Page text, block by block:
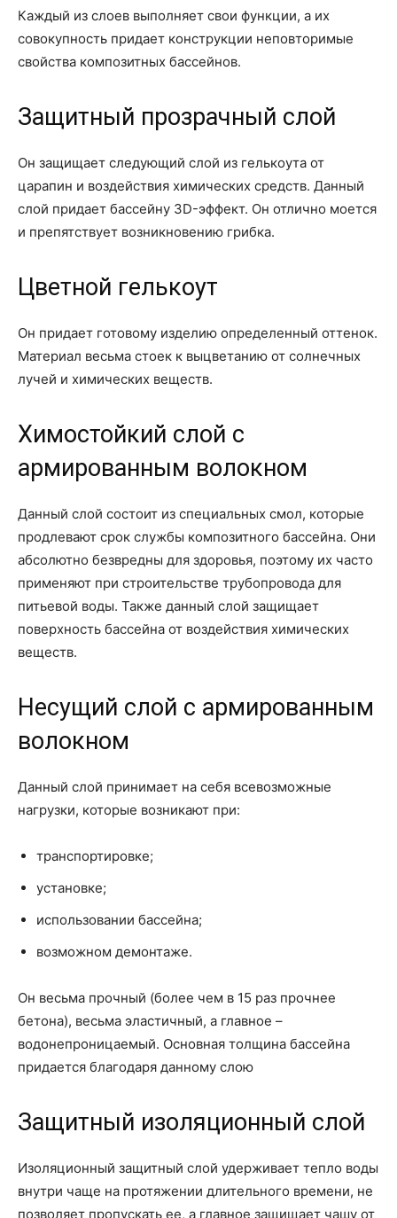
Каждый из слоев выполняет свои функции, а их
совокупность придает конструкции неповторимые
свойства композитных бассейнов.
Защитный прозрачный слой
Он защищает следующий слой из гелькоута от
царапин и воздействия химических средств. Данный
слой придает бассейну 3D-эффект. Он отлично моется
и препятствует возникновению грибка.
Цветной гелькоут
Он придает готовому изделию определенный оттенок.
Материал весьма стоек к выцветанию от солнечных
лучей и химических веществ.
Химостойкий слой с
армированным волокном
Данный слой состоит из специальных смол, которые
продлевают срок службы композитного бассейна. Они
абсолютно безвредны для здоровья, поэтому их часто
применяют при строительстве трубопровода для
питьевой воды. Также данный слой защищает
поверхность бассейна от воздействия химических
веществ.
Несущий слой с армированным
волокном
Данный слой принимает на себя всевозможные
нагрузки, которые возникают при:
транспортировке;
установке;
использовании бассейна;
возможном демонтаже.
Он весьма прочный (более чем в 15 раз прочнее
бетона), весьма эластичный, а главное –
водонепроницаемый. Основная толщина бассейна
придается благодаря данному слою
Защитный изоляционный слой
Изоляционный защитный слой удерживает тепло воды
внутри чаще на протяжении длительного времени, не
позволяет пропускать ее, а главное защищает чашу от